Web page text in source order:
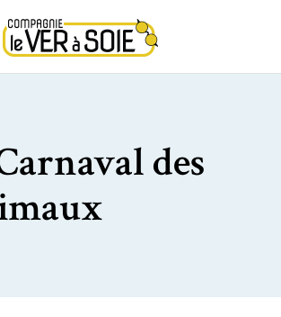
des